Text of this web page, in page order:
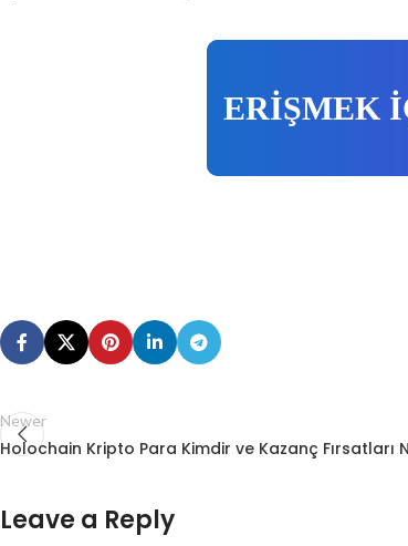
ERİŞMEK
Newer
Holochain Kripto Para Kimdir ve Kazanç Fırsatları
Leave a Reply